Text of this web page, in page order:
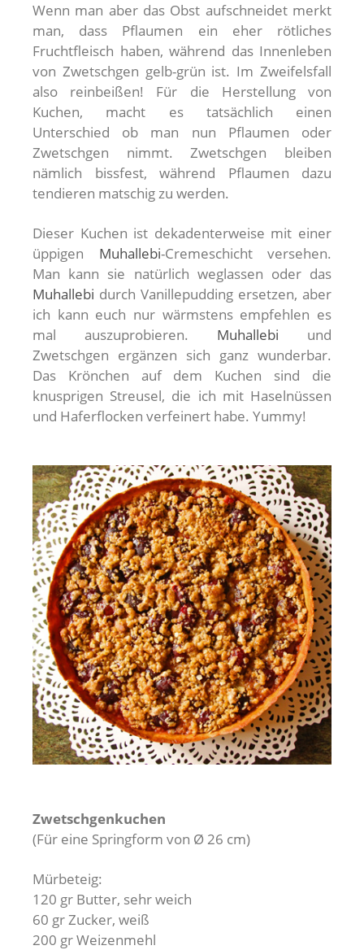
Wenn man aber das Obst aufschneidet merkt
man, dass Pflaumen ein eher rötliches
Fruchtfleisch haben, während das Innenleben
von Zwetschgen gelb-grün ist. Im Zweifelsfall
also reinbeißen! Für die Herstellung von
Kuchen, macht es tatsächlich einen
Unterschied ob man nun Pflaumen oder
Zwetschgen nimmt. Zwetschgen bleiben
nämlich bissfest, während Pflaumen dazu
tendieren matschig zu werden.
Dieser Kuchen ist dekadenterweise mit einer
üppigen Muhallebi-Cremeschicht versehen.
Man kann sie natürlich weglassen oder das
Muhallebi durch Vanillepudding ersetzen, aber
ich kann euch nur wärmstens empfehlen es
mal auszuprobieren. Muhallebi und
Zwetschgen ergänzen sich ganz wunderbar.
Das Krönchen auf dem Kuchen sind die
knusprigen Streusel, die ich mit Haselnüssen
und Haferflocken verfeinert habe. Yummy!
Zwetschgenkuchen
(Für eine Springform von Ø 26 cm)
Mürbeteig:
120 gr Butter, sehr weich
60 gr Zucker, weiß
200 gr Weizenmehl